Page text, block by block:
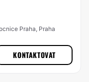
Praha, Praha
KONTAKTOVAT